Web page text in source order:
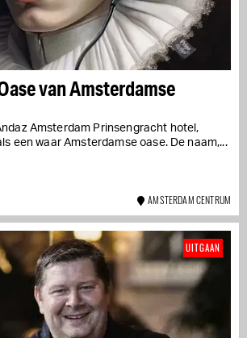
van Amsterdamse
Amsterdam Prinsengracht hotel,
een waar Amsterdamse oase. De naam,...
AMSTERDAM CENTRUM
UITGAAN